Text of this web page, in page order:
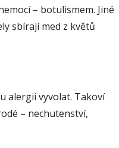
– botulismem. Jiné
sbírají med z květů
alergii vyvolat. Takoví
– nechutenství,